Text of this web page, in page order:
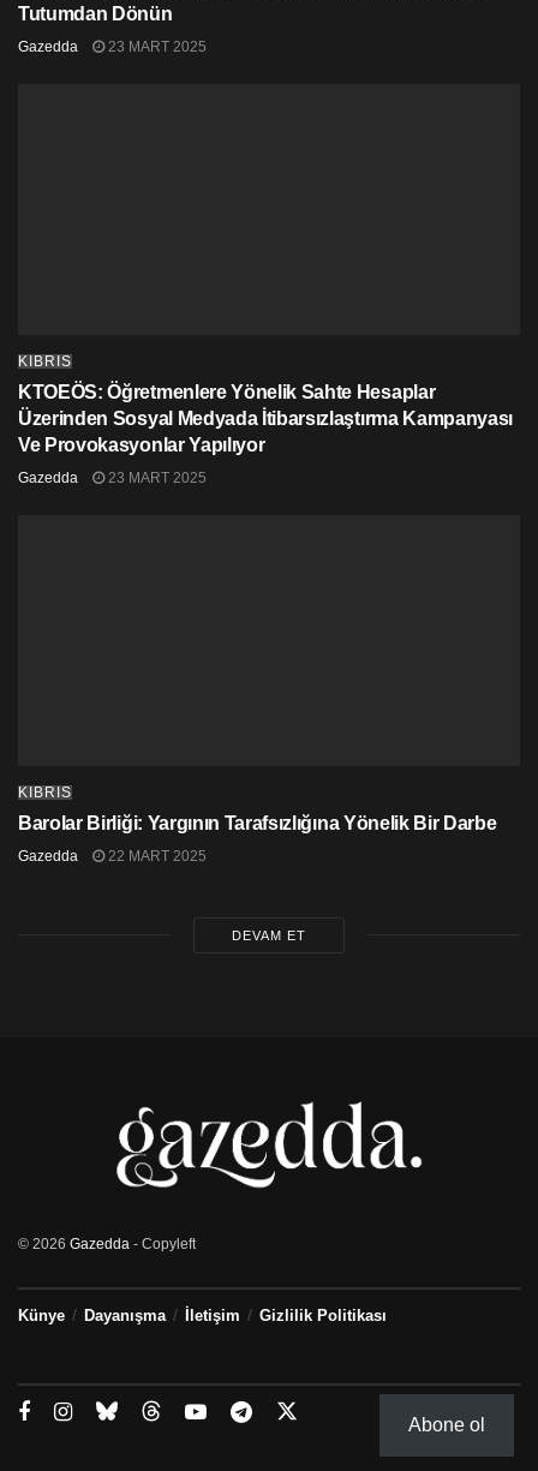
Tutumdan Dönün
Gazedda 23 MART 2025
KIBRIS
KTOEÖS: Öğretmenlere Yönelik Sahte Hesaplar
Üzerinden Sosyal Medyada İtibarsızlaştırma Kampanyası
Ve Provokasyonlar Yapılıyor
Gazedda 23 MART 2025
KIBRIS
Barolar Birliği: Yargının Tarafsızlığına Yönelik Bir Darbe
Gazedda 22 MART 2025
DEVAM ET
© 2026 Gazedda - Copyleft
Künye Dayanışma İletişim Gizlilik Politikası
Abone ol